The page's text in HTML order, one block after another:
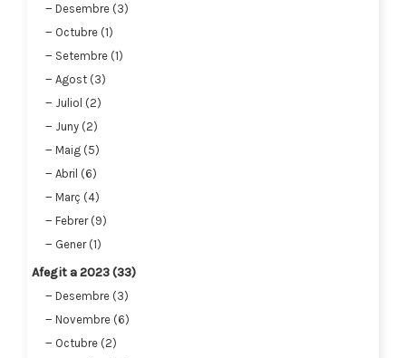
Desembre (3)
Octubre (1)
Setembre (1)
Agost (3)
Juliol (2)
Juny (2)
Maig (5)
Abril (6)
Març (4)
Febrer (9)
Gener (1)
Afegit a 2023 (33)
Desembre (3)
Novembre (6)
Octubre (2)